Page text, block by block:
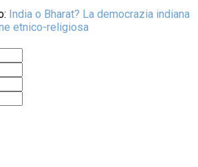
India o Bharat? La democrazia indiana
etnico-religiosa